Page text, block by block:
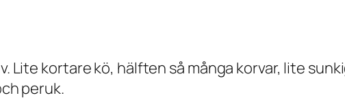
kortare kö, hälften så många korvar, lite
peruk.